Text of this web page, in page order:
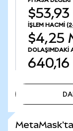
İŞLEM HACMI
$4,25
DOLAŞIMDAKI
MetaMask'ta